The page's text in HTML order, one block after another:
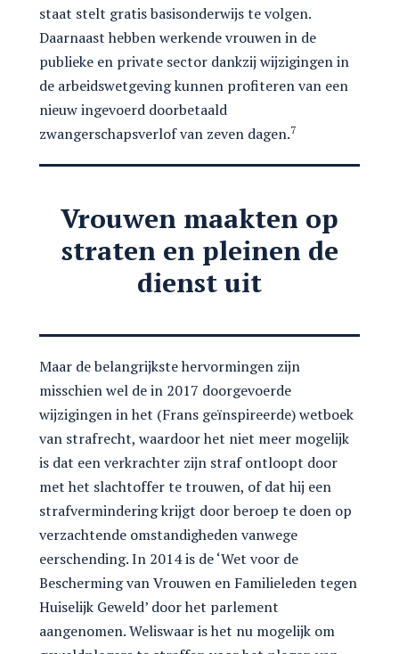
staat stelt gratis basisonderwijs te volgen.
Daarnaast hebben werkende vrouwen in de
publieke en private sector dankzij wijzigingen in
de arbeidswetgeving kunnen profiteren van een
nieuw ingevoerd doorbetaald
zwangerschapsverlof van zeven dagen.7
Vrouwen maakten op
straten en pleinen de
dienst uit
Maar de belangrijkste hervormingen zijn
misschien wel de in 2017 doorgevoerde
wijzigingen in het (Frans geïnspireerde) wetboek
van strafrecht, waardoor het niet meer mogelijk
is dat een verkrachter zijn straf ontloopt door
met het slachtoffer te trouwen, of dat hij een
strafvermindering krijgt door beroep te doen op
verzachtende omstandigheden vanwege
eerschending. In 2014 is de ‘Wet voor de
Bescherming van Vrouwen en Familieleden tegen
Huiselijk Geweld’ door het parlement
aangenomen. Weliswaar is het nu mogelijk om